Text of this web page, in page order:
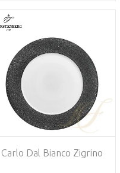
Carlo Dal Bianco Zigrino